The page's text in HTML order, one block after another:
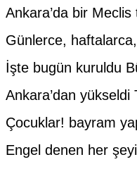
Ankara’da bir
Günlerce,
İşte bugün kuruldu
Ankara’dan yükseldi
Çocuklar! bayram
Engel denen her